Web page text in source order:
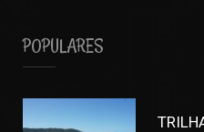
POPULARES